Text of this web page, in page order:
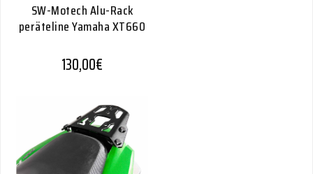
SW-Motech Alu-Rack
peräteline Yamaha XT660
130,00€